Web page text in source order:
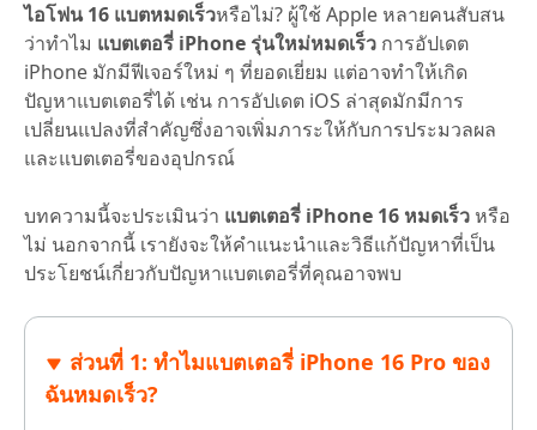
iAnyGo
ไอโฟน 16 แบตหมดเร็วหรือไม่? ผู้ใช้ Apple หลายคนสับสน
ว่าทำไม แบตเตอรี่ iPhone รุ่นใหม่หมดเร็ว การอัปเดต
iPhone มักมีฟีเจอร์ใหม่ ๆ ที่ยอดเยี่ยม แต่อาจทำให้เกิด
ปัญหาแบตเตอรี่ได้ เช่น การอัปเดต iOS ล่าสุดมักมีการ
เปลี่ยนแปลงที่สำคัญซึ่งอาจเพิ่มภาระให้กับการประมวลผล
และแบตเตอรี่ของอุปกรณ์
บทความนี้จะประเมินว่า แบตเตอรี่ iPhone 16 หมดเร็ว หรือ
ไม่ นอกจากนี้ เรายังจะให้คำแนะนำและวิธีแก้ปัญหาที่เป็น
ประโยชน์เกี่ยวกับปัญหาแบตเตอรี่ที่คุณอาจพบ
ส่วนที่ 1: ทำไมแบตเตอรี่ iPhone 16 Pro ของ
ฉันหมดเร็ว?